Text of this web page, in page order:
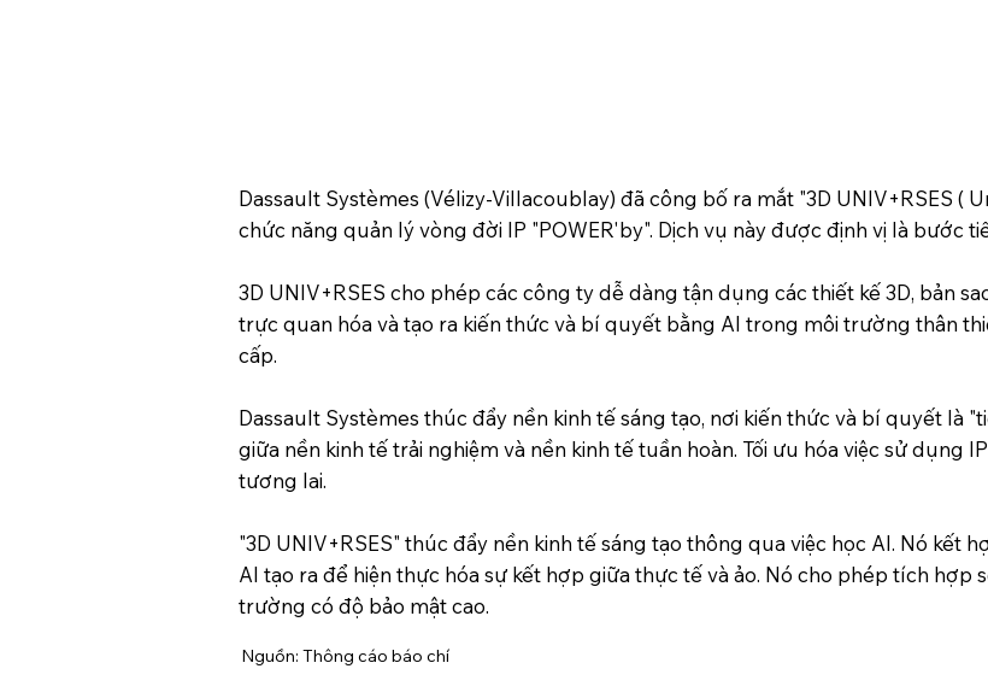
Dassault Systèmes (Vélizy-Villacoublay) đã công bố ra mắt "3D UNIV+RSES (
chức năng quản lý vòng đời IP "POWER'by". Dịch vụ này được định vị là bước
3D UNIV+RSES cho phép các công ty dễ dàng tận dụng các thiết kế 3D, bản
trực quan hóa và tạo ra kiến ​​thức và bí quyết bằng AI trong môi trường thân
cấp.
Dassault Systèmes thúc đẩy nền kinh tế sáng tạo, nơi kiến ​​thức và bí quyết là
giữa nền kinh tế trải nghiệm và nền kinh tế tuần hoàn. Tối ưu hóa việc sử dụng
tương lai.
"3D UNIV+RSES" thúc đẩy nền kinh tế sáng tạo thông qua việc học AI. Nó kết
AI tạo ra để hiện thực hóa sự kết hợp giữa thực tế và ảo. Nó cho phép tích hợp
trường có độ bảo mật cao.
Nguồn: Thông cáo báo chí